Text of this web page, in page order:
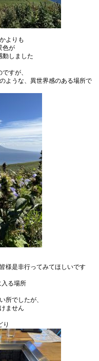
よりも
色が
動しました
すが、
ような、異世界感のある場所で
様是非行ってみてほしいです
る場所
所でしたが、
ません